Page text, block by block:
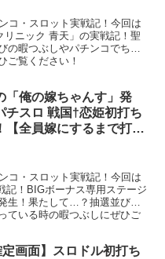
コ・スロット実戦記！今回は
リニック 青天」の実戦記！聖
の暇つぶしやパチンコでちょ
ご覧ください！
「俺の嫁ちゃんす」発
チスロ 戦国†恋姫初打ち
【全員嫁にするまで打ち
コ・スロット実戦記！今回は
記！BIGボーナス専用ステージ
生！果たして…？抽選並びの
ている時の暇つぶしにぜひご
定画面】スロドル初打ち